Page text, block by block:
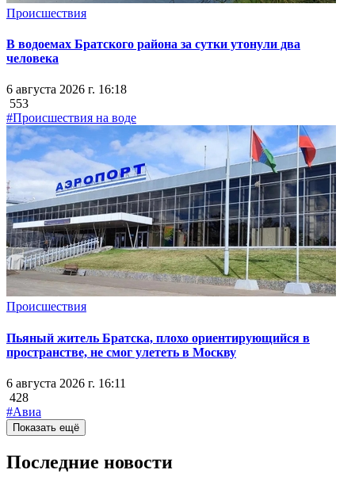
Происшествия
В водоемах Братского района за сутки утонули два
человека
6 августа 2026 г. 16:18
553
#Происшествия на воде
Происшествия
Пьяный житель Братска, плохо ориентирующийся в
пространстве, не смог улететь в Москву
6 августа 2026 г. 16:11
428
#Авиа
Показать ещё
Последние новости